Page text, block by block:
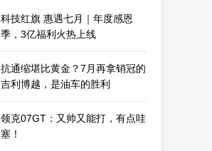
科技红旗 惠遇七月｜年度感恩
季，3亿福利火热上线
抗通缩堪比黄金？7月再拿销冠的
吉利博越，是油车的胜利
领克07GT：又帅又能打，有点哇
塞！